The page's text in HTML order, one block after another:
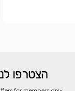
הצטרפו